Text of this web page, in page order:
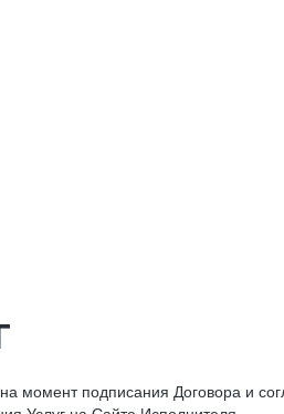
момент подписания Договора и